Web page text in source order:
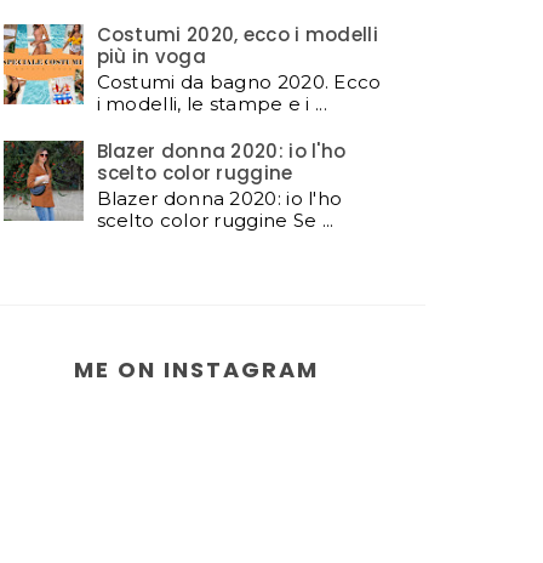
Costumi 2020, ecco i modelli
più in voga
Costumi da bagno 2020. Ecco
i modelli, le stampe e i ...
Blazer donna 2020: io l'ho
scelto color ruggine
Blazer donna 2020: io l'ho
scelto color ruggine Se ...
ME ON INSTAGRAM